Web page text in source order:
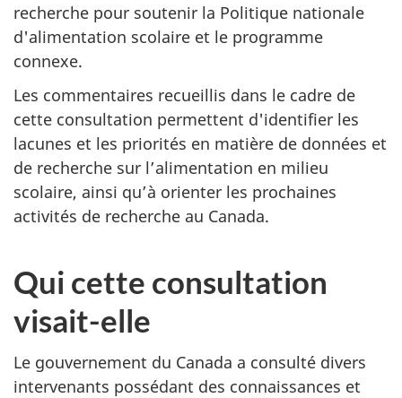
recherche pour soutenir la Politique nationale
d'alimentation scolaire et le programme
connexe.
Les commentaires recueillis dans le cadre de
cette consultation permettent d'identifier les
lacunes et les priorités en matière de données et
de recherche sur l’alimentation en milieu
scolaire, ainsi qu’à orienter les prochaines
activités de recherche au Canada.
Qui cette consultation
visait-elle
Le gouvernement du Canada a consulté divers
intervenants possédant des connaissances et